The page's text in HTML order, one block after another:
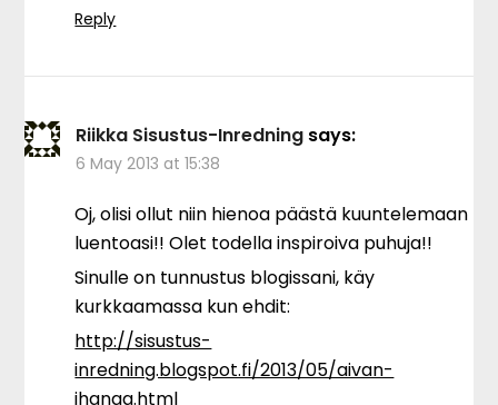
Reply
Riikka Sisustus-Inredning says:
6 May 2013 at 15:38
Oj, olisi ollut niin hienoa päästä kuuntelemaan
luentoasi!! Olet todella inspiroiva puhuja!!
Sinulle on tunnustus blogissani, käy
kurkkaamassa kun ehdit:
http://sisustus-
inredning.blogspot.fi/2013/05/aivan-
ihanaa.html